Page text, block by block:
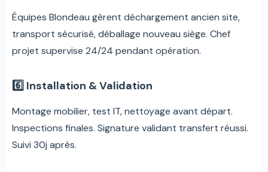
Équipes Blondeau gèrent déchargement ancien site,
transport sécurisé, déballage nouveau siège. Chef
projet supervise 24/24 pendant opération.
6️⃣ Installation & Validation
Montage mobilier, test IT, nettoyage avant départ.
Inspections finales. Signature validant transfert réussi.
Suivi 30j après.